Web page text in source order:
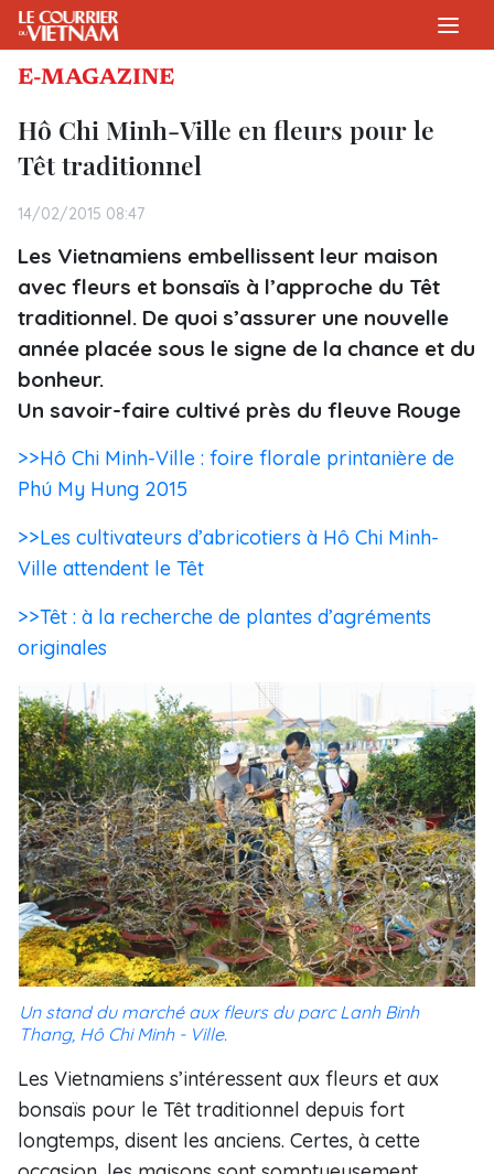
E-MAGAZINE
Hô Chi Minh-Ville en fleurs pour le
Têt traditionnel
14/02/2015 08:47
Les Vietnamiens embellissent leur maison
avec fleurs et bonsaïs à l’approche du Têt
traditionnel. De quoi s’assurer une nouvelle
année placée sous le signe de la chance et du
bonheur.
Un savoir-faire cultivé près du fleuve Rouge
>>Hô Chi Minh-Ville : foire florale printanière de
Phú My Hung 2015
>>Les cultivateurs d’abricotiers à Hô Chi Minh-
Ville attendent le Têt
>>Têt : à la recherche de plantes d’agréments
originales
Un stand du marché aux fleurs du parc Lanh Binh
Thang, Hô Chi Minh - Ville.
Les Vietnamiens s’intéressent aux fleurs et aux
bonsaïs pour le Têt traditionnel depuis fort
longtemps, disent les anciens. Certes, à cette